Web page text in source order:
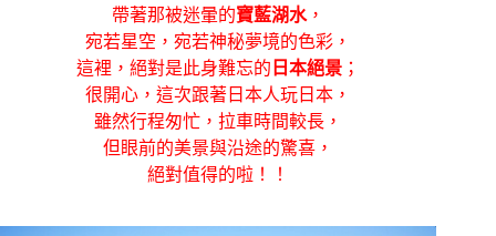
帶著那被迷暈的寶藍湖水，
宛若星空，宛若神秘夢境的色彩，
這裡，絕對是此身難忘的 日本絕景 ；
很開心，這次跟著日本人玩日本，
雖然行程匆忙，拉車時間較長，
但眼前的美景與沿途的驚喜，
絕對值得的啦！！